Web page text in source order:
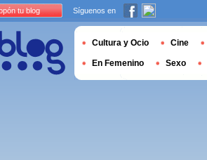
tu blog Síguenos en
Cultura y Ocio Cine
En Femenino Sexo